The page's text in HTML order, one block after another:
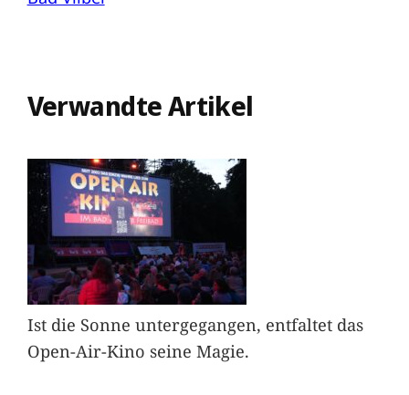
Verwandte Artikel
Ist die Sonne untergegangen, entfaltet das
Open-Air-Kino seine Magie.